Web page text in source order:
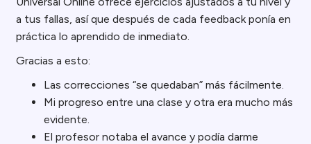
a tus fallas, así que después de cada feedback ponía en
práctica lo aprendido de inmediato.
Gracias a esto:
Las correcciones “se quedaban” más fácilmente.
Mi progreso entre una clase y otra era mucho más
evidente.
El profesor notaba el avance y podía darme